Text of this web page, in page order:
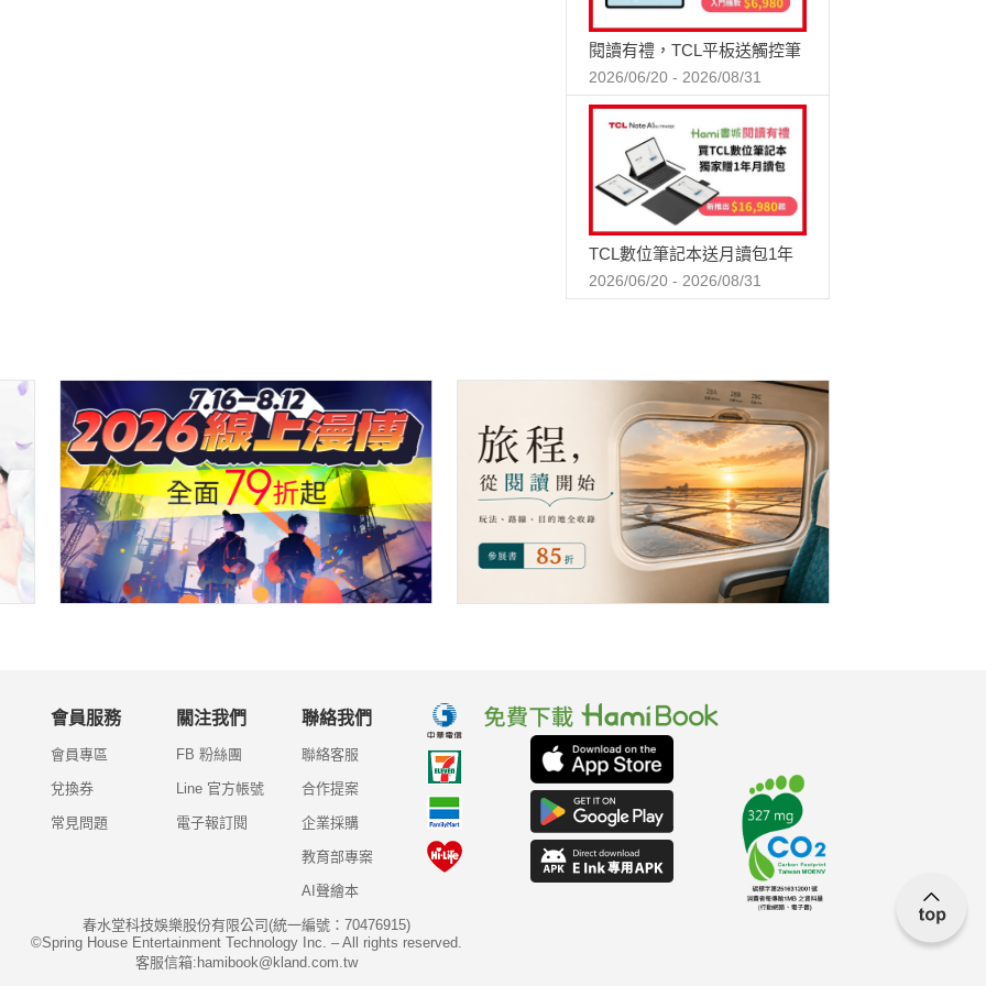
閱讀有禮，TCL平板送觸控筆
2026/06/20 - 2026/08/31
TCL數位筆記本送月讀包1年
2026/06/20 - 2026/08/31
會員服務
會員專區
兌換券
常見問題
關注我們
FB 粉絲團
Line 官方帳號
電子報訂閱
聯絡我們
聯絡客服
合作提案
企業採購
教育部專案
AI聲繪本
春水堂科技娛樂股份有限公司(統一編號：70476915)
©Spring House Entertainment Technology Inc. – All rights reserved.
客服信箱:hamibook@kland.com.tw